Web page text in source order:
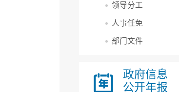
领导分工
人事任免
部门文件
政府信息
公开年报